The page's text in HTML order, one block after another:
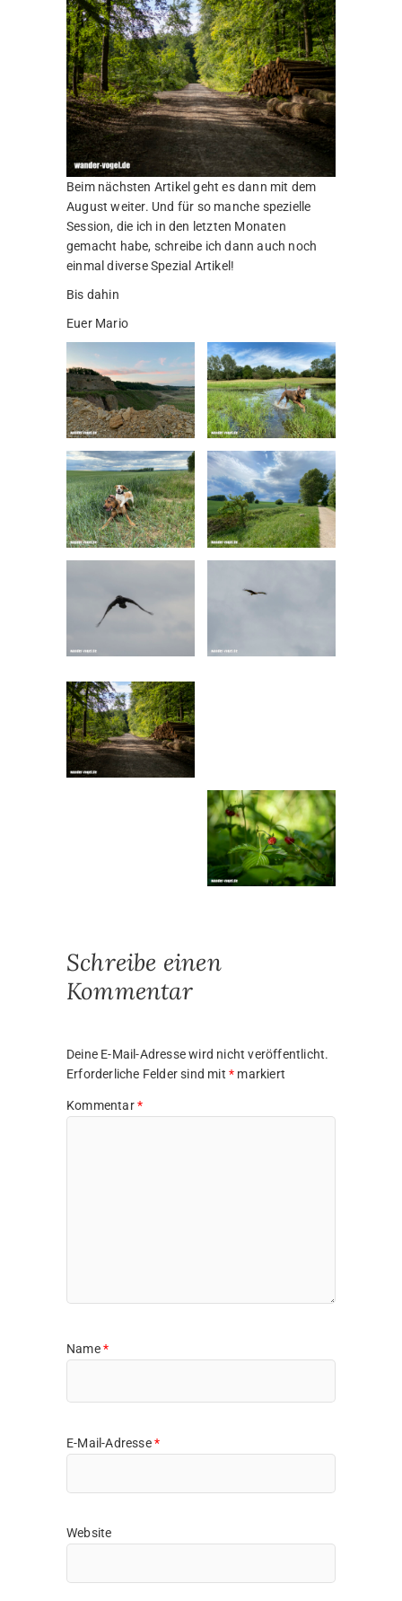
Beim nächsten Artikel geht es dann mit dem
August weiter. Und für so manche spezielle
Session, die ich in den letzten Monaten
gemacht habe, schreibe ich dann auch noch
einmal diverse Spezial Artikel!
Bis dahin
Euer Mario
Schreibe einen
Kommentar
Deine E-Mail-Adresse wird nicht veröffentlicht.
Erforderliche Felder sind mit * markiert
Kommentar*
Name*
E-Mail-Adresse*
Website